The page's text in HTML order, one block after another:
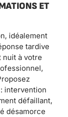
ET
idéalement
tardive
nuit à votre
intervention
défaillant,
désamorce